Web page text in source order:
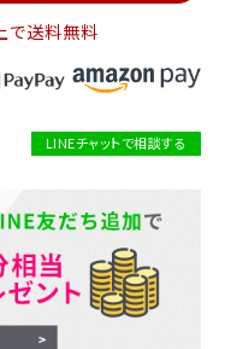
で送料無料
LINEチャットで相談する